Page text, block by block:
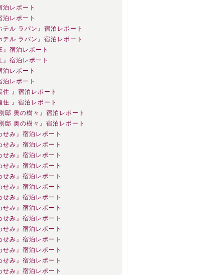
泊レポート
泊レポート
テル ラパン』宿泊レポート
テル ラパン』宿泊レポート
』宿泊レポート
』宿泊レポート
泊レポート
泊レポート
住 』宿泊レポート
住 』宿泊レポート
邸 奥の樹々』宿泊レポート
邸 奥の樹々』宿泊レポート
せみ』宿泊レポート
せみ』宿泊レポート
せみ』宿泊レポート
せみ』宿泊レポート
せみ』宿泊レポート
せみ』宿泊レポート
せみ』宿泊レポート
せみ』宿泊レポート
せみ』宿泊レポート
せみ』宿泊レポート
せみ』宿泊レポート
せみ』宿泊レポート
せみ』宿泊レポート
せみ』宿泊レポート